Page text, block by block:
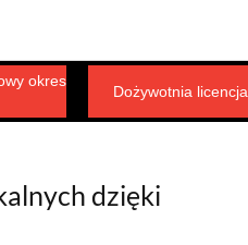
Dożywotnia licencja
okres
dzięki